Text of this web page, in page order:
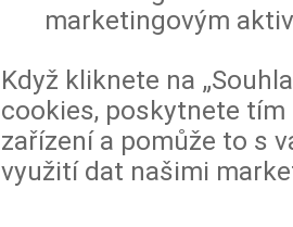
marketingovým
Když kliknete na
cookies, poskytnete
zařízení a pomůže to s
využití dat našimi